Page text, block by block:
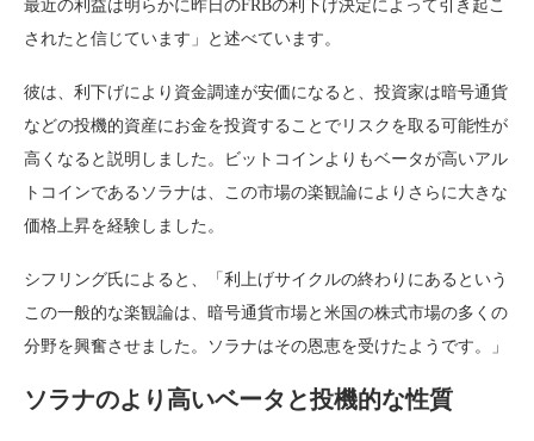
最近の利益は明らかに昨日のFRBの利下げ決定によって引き起こ
されたと信じています」と述べています。
彼は、利下げにより資金調達が安価になると、投資家は暗号通貨
などの投機的資産にお金を投資することでリスクを取る可能性が
高くなると説明しました。ビットコインよりもベータが高いアル
トコインであるソラナは、この市場の楽観論によりさらに大きな
価格上昇を経験しました。
シフリング氏によると、「利上げサイクルの終わりにあるという
この一般的な楽観論は、暗号通貨市場と米国の株式市場の多くの
分野を興奮させました。ソラナはその恩恵を受けたようです。」
ソラナのより高いベータと投機的な性質